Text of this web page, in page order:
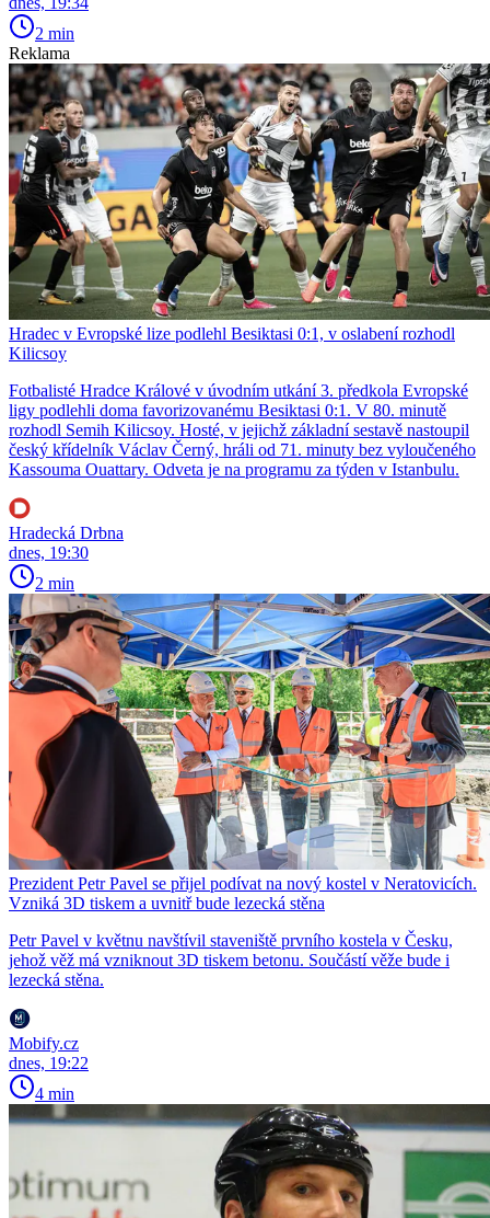
2 min
Reklama
Hradec v Evropské lize podlehl Besiktasi 0:1, v oslabení rozhodl
Kilicsoy
Fotbalisté Hradce Králové v úvodním utkání 3. předkola Evropské
ligy podlehli doma favorizovanému Besiktasi 0:1. V 80. minutě
rozhodl Semih Kilicsoy. Hosté, v jejichž základní sestavě nastoupil
český křídelník Václav Černý, hráli od 71. minuty bez vyloučeného
Kassouma Ouattary. Odveta je na programu za týden v Istanbulu.
Hradecká Drbna
dnes, 19:30
2 min
Prezident Petr Pavel se přijel podívat na nový kostel v Neratovicích.
Vzniká 3D tiskem a uvnitř bude lezecká stěna
Petr Pavel v květnu navštívil staveniště prvního kostela v Česku,
jehož věž má vzniknout 3D tiskem betonu. Součástí věže bude i
lezecká stěna.
Mobify.cz
dnes, 19:22
4 min